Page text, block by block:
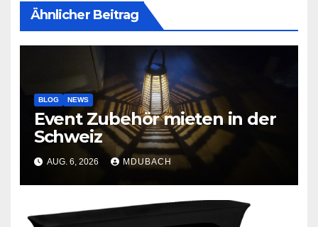
Ähnlicher Beitrag
BLOG NEWS
Event Zubehör mieten in der
Schweiz
AUG. 6, 2026 MDUBACH